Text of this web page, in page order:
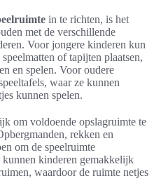
in te richten, is het
met de verschillende
Voor jongere kinderen kun
of tapijten plaatsen,
en spelen. Voor oudere
waar ze kunnen
kunnen spelen.
om voldoende opslagruimte te
rekken en
om de speelruimte
kunnen kinderen gemakkelijk
waardoor de ruimte netjes